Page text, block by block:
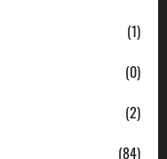
(1)
(0)
(2)
(84)